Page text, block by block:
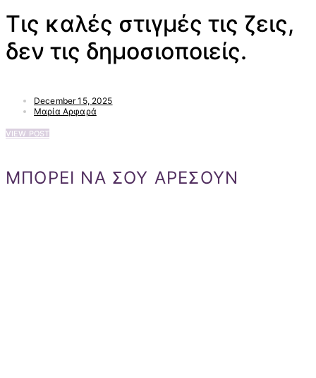
Τις καλές στιγμές τις ζεις,
δεν τις δημοσιοποιείς.
December 15, 2025
Μαρία Αρφαρά
VIEW POST
ΜΠΟΡΕΙ ΝΑ ΣΟΥ ΑΡΕΣΟΥΝ